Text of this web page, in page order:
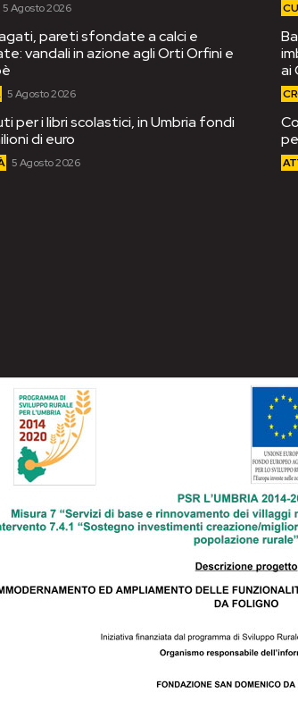
5 Agosto 2026
pareti sfondate a calci e
vandali in azione agli Orti Orfini e
5 Agosto 2026
per i libri scolastici, in Umbria fondi
di euro
5 Agosto 2026
ai